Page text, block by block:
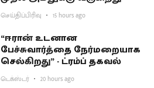
செய்திப்பிரிவு 15 hours ago
“ஈரான் உடனான
பேச்சுவார்த்தை நேர்மறையாக
செல்கிறது” - ட்ரம்ப் தகவல்
டெக்ஸ்டர் 20 hours ago